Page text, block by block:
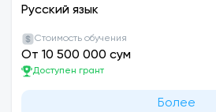
Русский язык
Стоимость обучения
От 10 500 000 сум
Доступен грант
Более